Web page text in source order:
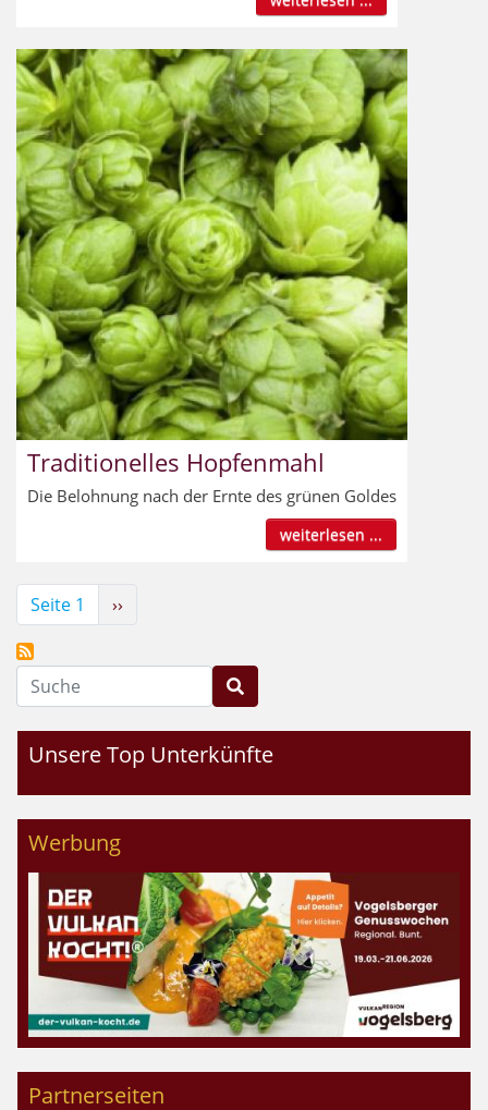
Traditionelles Hopfenmahl
Die Belohnung nach der Ernte des grünen Goldes
weiterlesen ...
Seitennummerierung
Seite 1
Nächste
››
Suche
Unsere Top Unterkünfte
Werbung
Partnerseiten